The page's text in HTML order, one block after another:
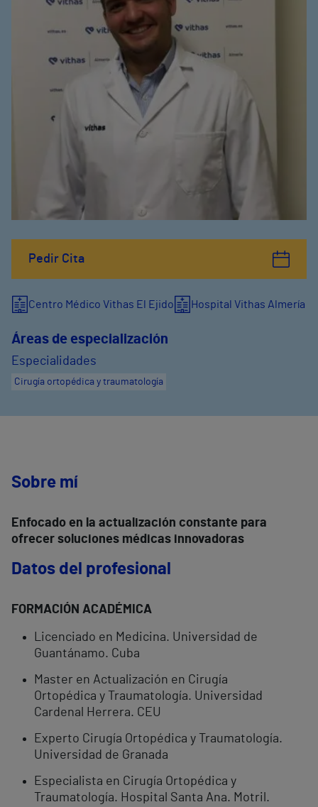
Pedir Cita
Centro Médico Vithas El Ejido Hospital Vithas Almería
Áreas de especialización
Especialidades
Cirugía ortopédica y traumatología
Sobre mí
Enfocado en la actualización constante para
ofrecer soluciones médicas innovadoras
Datos del profesional
FORMACIÓN ACADÉMICA
Licenciado en Medicina. Universidad de
Guantánamo. Cuba
Master en Actualización en Cirugía
Ortopédica y Traumatología. Universidad
Cardenal Herrera. CEU
Experto Cirugía Ortopédica y Traumatología.
Universidad de Granada
Especialista en Cirugía Ortopédica y
Traumatología. Hospital Santa Ana. Motril.